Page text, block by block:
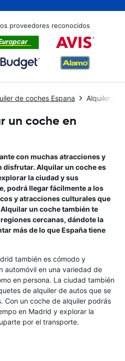
proveedores reconocidos
de coches Espana Alquiler de
un coche en
con muchas atracciones y
disfrutar. Alquilar un coche es
la ciudad y sus
podrá llegar fácilmente a los
y atracciones culturales que
un coche también te
cercanas, dándote la
más de lo que España tiene
también es cómodo y
automóvil en una variedad de
en persona. La ciudad también
de alquiler de autos que se
Con un coche de alquiler podrás
en Madrid y explorar la
por el transporte.